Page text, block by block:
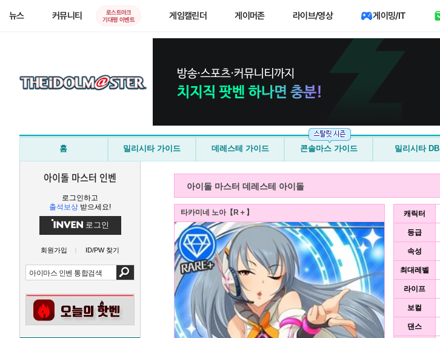
뉴스 커뮤니티
로스트아크
기대평 이벤트
게임캘린더 게이머존 라이브/영상 게이밍/IT
홈 밀리시타 가이드 데레스테 가이드 콘솔마스 가이드 밀리시타 DB
아이돌 마스터 인벤
로그인하고
출석보상 받으세요!
로그인
회원가입 ID/PW 찾기
아이돌 마스터 데레스테 아이돌
타카미네 노아【R＋】 캐릭터
등급
속성
최대레벨
라이프
보컬
댄스